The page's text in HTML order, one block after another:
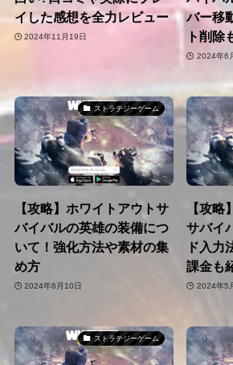
イした感想を全力レビュー
2024年11月19日
バー移
ト削除
2024年6
ストラテジーゲーム
【攻略】ホワイトアウトサ
バイバルの英雄の装備につ
いて！強化方法や素材の集
め方
2024年6月10日
【攻略
サバイ
ド入力
課金も
2024年5
ストラテジーゲーム